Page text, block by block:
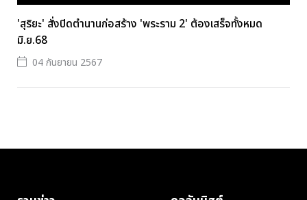
'สุริยะ' สั่งปิดตำนานก่อสร้าง 'พระราม 2' ต้องเสร็จทั้งหมด
มิ.ย.68
04 กันยายน 2567